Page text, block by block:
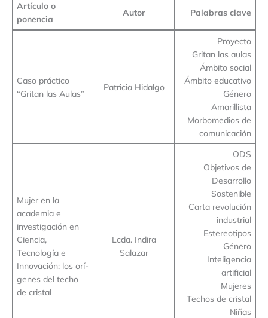
Artículo o
ponencia
Autor Palabras clave
Caso práctico
“Gritan las Aulas”
Patricia Hidalgo
Proyecto
Gritan las aulas
Ámbito social
Ámbito educativo
Género
Amarillista
Morbomedios de
comunicación
Mujer en la
academia e
investigación en
Ciencia,
Tecnología e
Innovación: los orí-
genes del techo
de cristal
Lcda. Indira
Salazar
ODS
Objetivos de
Desarrollo
Sostenible
Carta revolución
industrial
Estereotipos
Género
Inteligencia
artificial
Mujeres
Techos de cristal
Niñas